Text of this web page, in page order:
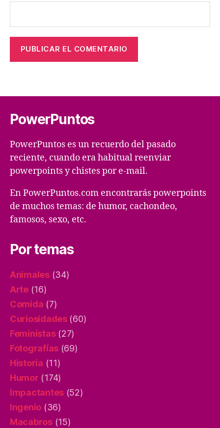
PowerPuntos
PowerPuntos es un recuerdo del pasado
reciente, cuando era habitual reenviar
powerpoints y chistes por e-mail.
En PowerPuntos.com encontrarás powerpoints
de muchos temas: de humor, cachondeo,
famosos, sexo, etc.
Por temas
Animales(34)
Arte(16)
Comida (7)
Curiosidades(60)
Feministas(27)
Fotografías (69)
Historia (11)
Humor (174)
Impactantes (52)
Ingenio (36)
Macabros(15)